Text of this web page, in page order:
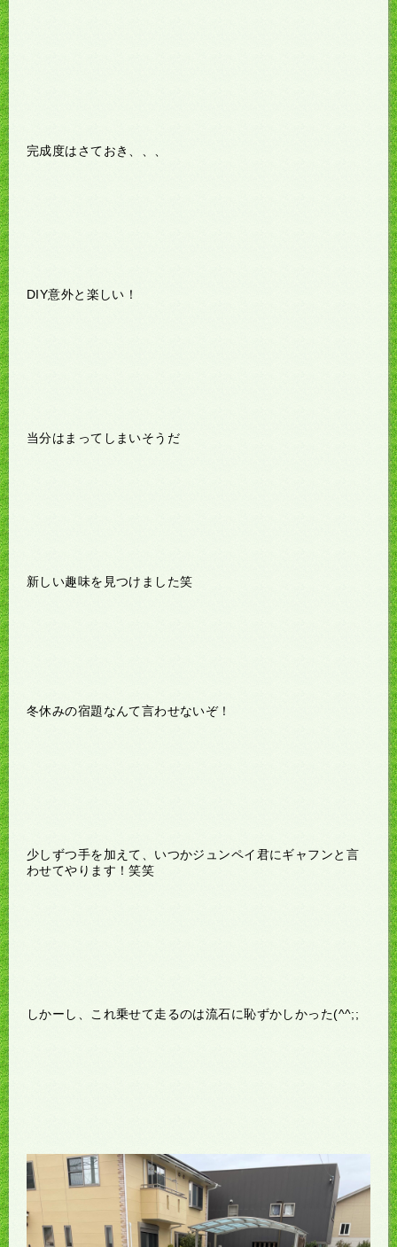
完成度はさておき、、、
DIY意外と楽しい！
当分はまってしまいそうだ
新しい趣味を見つけました笑
冬休みの宿題なんて言わせないぞ！
少しずつ手を加えて、いつかジュンペイ君にギャフンと言
わせてやります！笑笑
しかーし、これ乗せて走るのは流石に恥ずかしかった(^^;;